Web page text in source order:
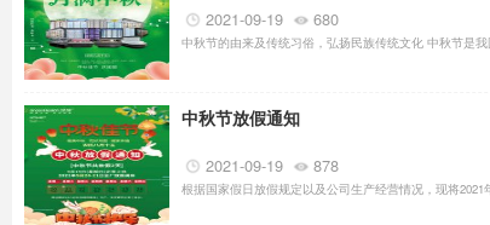
2021-09-19 680
中秋节的由来及传统习俗，弘扬民族传统文化 中秋节是
中秋节放假通知
2021-09-19 878
根据国家假日放假规定以及公司生产经营情况，现将